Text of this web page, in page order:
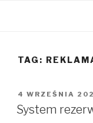
TAG:
OPUBLIKOWANE
W
4 WRZEŚNIA
System